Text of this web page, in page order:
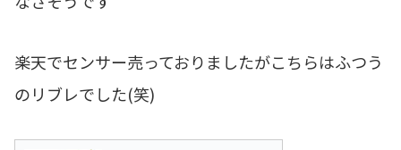
楽天でセンサー売っておりましたがこちらはふつう
のリブレでした(笑)